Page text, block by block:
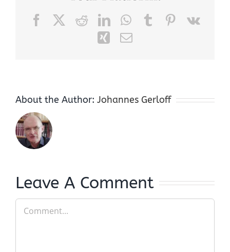
FacebookRedditLinkedInWhatsApp
TumblrPinterest
Vk
XingEmail
About the Author: Johannes Gerloff
Leave A Comment
Comment